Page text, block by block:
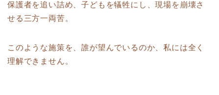
保護者を追い詰め、子どもを犠牲にし、現場を崩壊さ
せる三方一両苦。
このような施策を、誰が望んでいるのか、私には全く
理解できません。